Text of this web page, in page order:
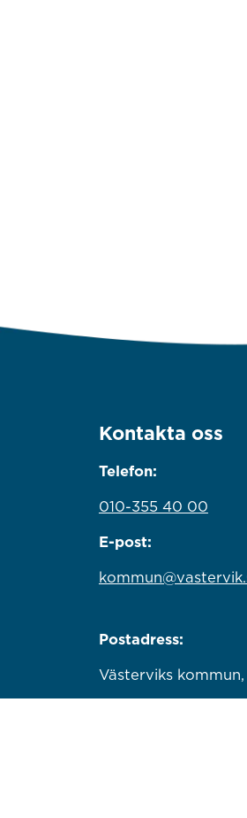
Kontakta oss
Telefon:
010-355 40 00
E-post:
Postadress:
Västerviks